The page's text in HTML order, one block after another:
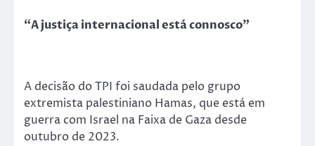
“A justiça internacional está connosco”
A decisão do TPI foi saudada pelo grupo
extremista palestiniano Hamas, que está em
guerra com Israel na Faixa de Gaza desde
outubro de 2023.